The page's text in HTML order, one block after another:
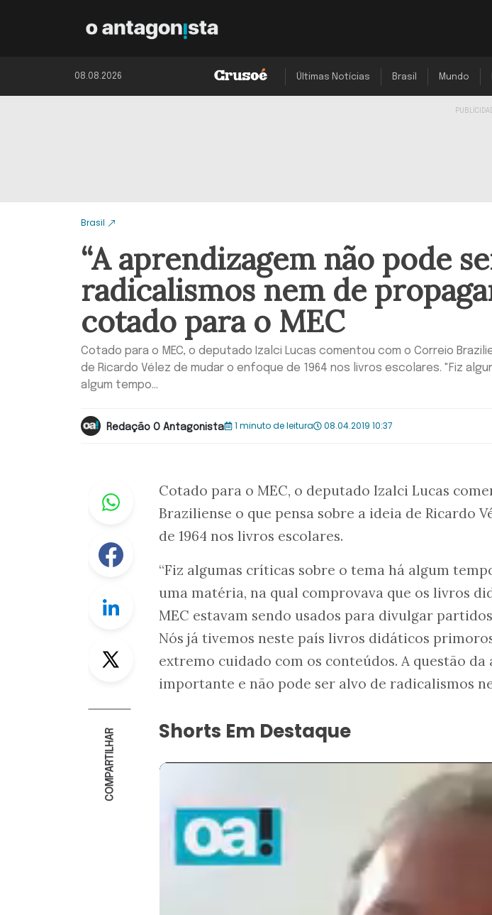
08.08.2026 Últimas Notícias Brasil Mundo
Brasil
“A aprendizagem não pode
radicalismos nem de
cotado para o MEC
Cotado para o MEC, o deputado Izalci Lucas comentou com o Correio
de Ricardo Vélez de mudar o enfoque de 1964 nos livros escolares. "Fiz
algum tempo...
Redação O Antagonista 1 minuto de leitura 08.04.2019 10:37
Whastapp
Facebook
Linkedin
Twitter
COMPARTILHAR
Cotado para o MEC, o deputado Izalci Lucas
Braziliense o que pensa sobre a ideia de Ricardo
de 1964 nos livros escolares.
“Fiz algumas críticas sobre o tema há algum
uma matéria, na qual comprovava que os livros
MEC estavam sendo usados para divulgar
Nós já tivemos neste país livros didáticos
extremo cuidado com os conteúdos. A questão
importante e não pode ser alvo de radicalismos
Shorts Em Destaque